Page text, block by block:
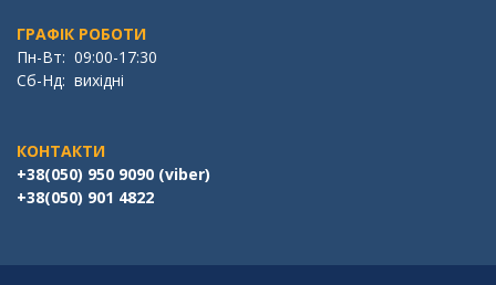
ГРАФІК РОБОТИ
Пн-Вт: 09:00-17:30
Сб-Нд: вихідні
КОНТАКТИ
+38(050) 950 9090 (viber)
+38(050) 901 4822